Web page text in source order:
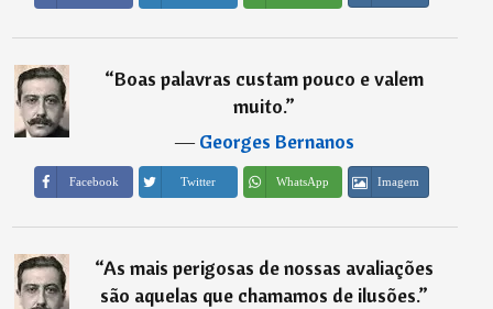
“Boas palavras custam pouco e valem
muito.”
―Georges Bernanos
Facebook Twitter WhatsApp Imagem
“As mais perigosas de nossas avaliações
são aquelas que chamamos de ilusões.”